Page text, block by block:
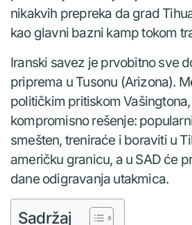
nikakvih prepreka da grad
kao glavni bazni kamp tokom
Iranski savez je prvobitno sve
priprema u Tusonu (Arizona).
političkim pritiskom
kompromisno rešenje:
smešten, treniraće i boraviti u
američku granicu, a u SAD će
dane odigravanja utakmica.
Sadržaj